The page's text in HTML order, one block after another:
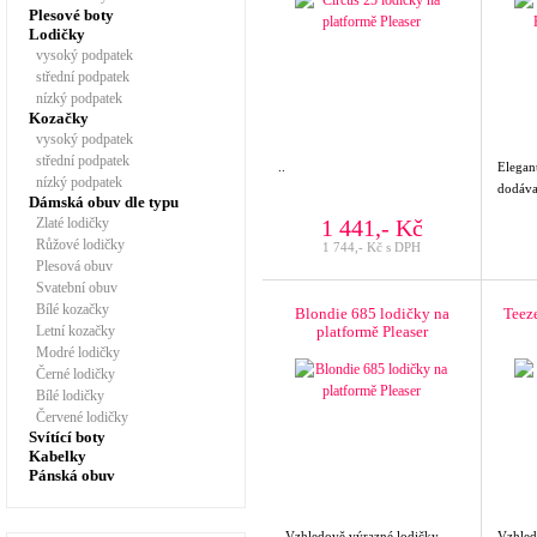
Plesové boty
Lodičky
vysoký podpatek
střední podpatek
nízký podpatek
Kozačky
vysoký podpatek
střední podpatek
nízký podpatek
Dámská obuv dle typu
Zlaté lodičky
Růžové lodičky
Plesová obuv
Svatební obuv
Bílé kozačky
Letní kozačky
Modré lodičky
Černé lodičky
Bílé lodičky
Červené lodičky
Svítící boty
Kabelky
Pánská obuv
1 441,- Kč
1 744,- Kč s DPH
Blondie 685 lodičky na
platformě Pleaser